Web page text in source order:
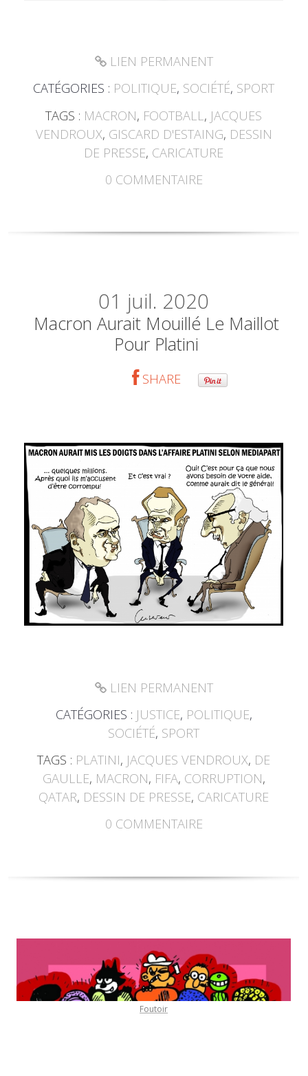
LIEN PERMANENT
CATÉGORIES : POLITIQUE, SOCIÉTÉ, SPORT
TAGS : MACRON, FOOTBALL , JACQUES
VENDROUX, GISCARD D'ESTAING, DESSIN
DE PRESSE, CARICATURE
0 COMMENTAIRE
01 juil. 2020
Macron Aurait Mouillé Le Maillot
Pour Platini
SHARE
LIEN PERMANENT
CATÉGORIES : JUSTICE, POLITIQUE,
SOCIÉTÉ, SPORT
TAGS : PLATINI, JACQUES VENDROUX, DE
GAULLE, MACRON, FIFA, CORRUPTION,
QATAR, DESSIN DE PRESSE, CARICATURE
0 COMMENTAIRE
Foutoir